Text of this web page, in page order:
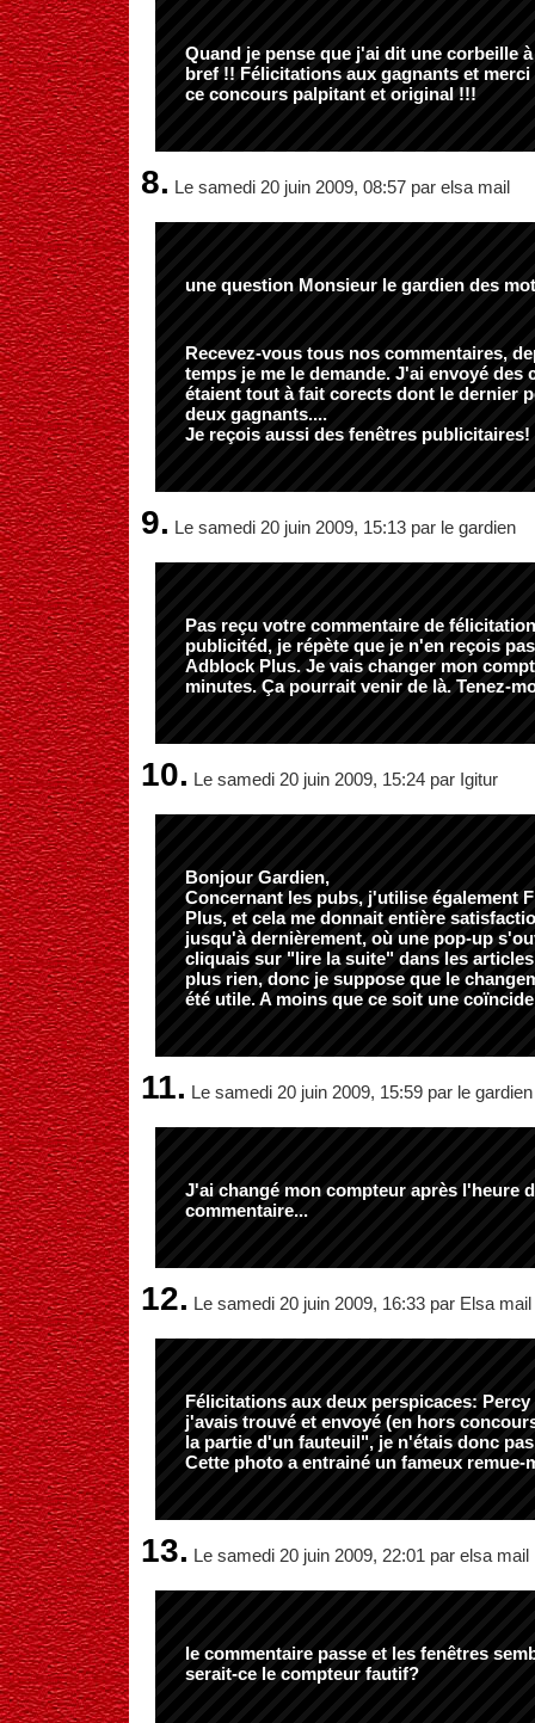
Quand je pense que j'ai dit une corbeille
bref !! Félicitations aux gagnants et
ce concours palpitant et original !!!
8. Le samedi 20 juin 2009, 08:57 par elsa mail
une question Monsieur le gardien des
Recevez-vous tous nos commentaires,
temps je me le demande. J'ai envoyé des
étaient tout à fait corects dont le dernier
deux gagnants....
Je reçois aussi des fenêtres publicitaires!
9. Le samedi 20 juin 2009, 15:13 par le gardien
Pas reçu votre commentaire de
publicitéd, je répète que je n'en reçois
Adblock Plus. Je vais changer mon
minutes. Ça pourrait venir de là. Tenez-
10. Le samedi 20 juin 2009, 15:24 par Igitur
Bonjour Gardien,
Concernant les pubs, j'utilise également
Plus, et cela me donnait entière
jusqu'à dernièrement, où une pop-up
cliquais sur "lire la suite" dans les
plus rien, donc je suppose que le
été utile. A moins que ce soit une
11. Le samedi 20 juin 2009, 15:59 par le gardien
J'ai changé mon compteur après l'heure
commentaire...
12. Le samedi 20 juin 2009, 16:33 par Elsa mail
Félicitations aux deux perspicaces: Percy
j'avais trouvé et envoyé (en hors
la partie d'un fauteuil", je n'étais donc
Cette photo a entrainé un fameux remue-
13. Le samedi 20 juin 2009, 22:01 par elsa mail
le commentaire passe et les fenêtres
serait-ce le compteur fautif?